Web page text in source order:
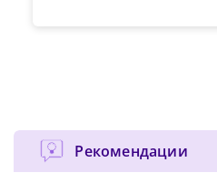
Рекомендации